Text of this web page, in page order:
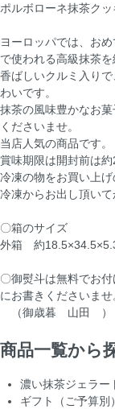
ポルボローネ抹茶ク
ヨーロッパでは、お
で使われる高級抹茶を
香ばしいクルミ入り
わいです。
抹茶の風味豊かなお
くださいませ。
当店人気の商品です。
賞味期限は開封前は約
冷凍の物をお買い上
冷凍からお出し頂いて
〇箱のサイズ
外箱 約
〇御熨斗は無料でお
にお書きくださいませ
（御歳暮 山田 ）
商品一覧から
濃い抹茶ジェラー
ギフト（ご予算別）